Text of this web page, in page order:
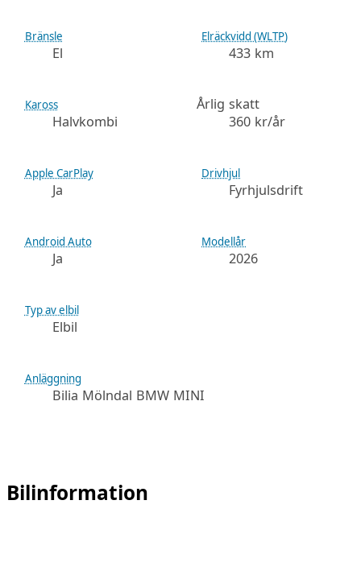
Bränsle
El
Elräckvidd (WLTP)
433 km
Kaross
Halvkombi
Årlig skatt
360 kr/år
Apple CarPlay
Ja
Drivhjul
Fyrhjulsdrift
Android Auto
Ja
Modellår
2026
Typ av elbil
Elbil
Anläggning
Bilia Mölndal BMW MINI
Bilinformation